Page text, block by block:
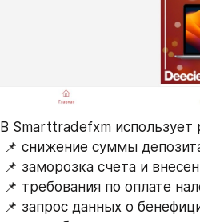
B Smarttradefxm
📌 снижение суммы
📌 заморозка счета и
📌 требования по оплате
📌 запрос данных о